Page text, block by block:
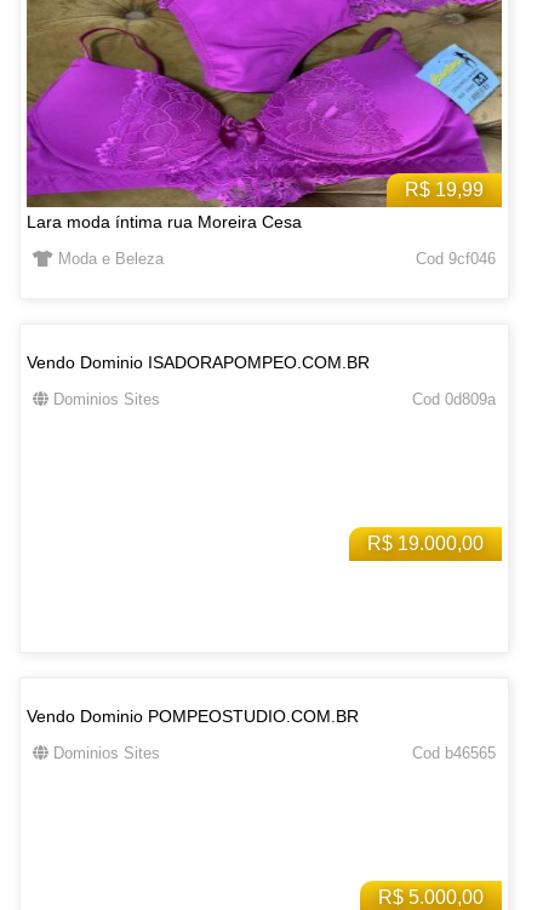
R$ 19,99
Lara moda íntima rua Moreira Cesa
Moda e Beleza Cod 9cf046
R$ 19.000,00
Vendo Dominio ISADORAPOMPEO.COM.BR
Dominios Sites Cod 0d809a
R$ 5.000,00
Vendo Dominio POMPEOSTUDIO.COM.BR
Dominios Sites Cod b46565